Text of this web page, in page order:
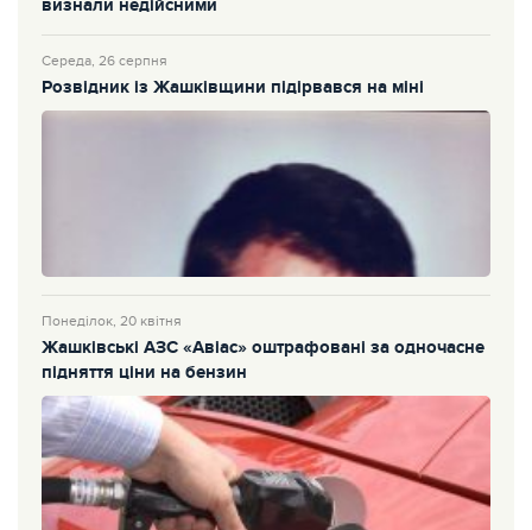
визнали недійсними
Середа, 26 серпня
Розвідник із Жашківщини підірвався на міні
Понеділок, 20 квітня
Жашківські АЗС «Авіас» оштрафовані за одночасне
підняття ціни на бензин